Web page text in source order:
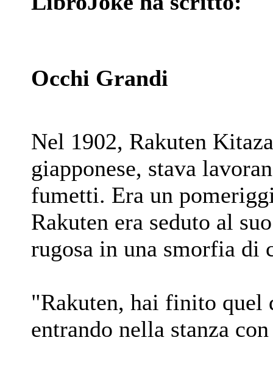
Occhi Grandi
Nel 1902, Rakuten
giapponese, stava
fumetti. Era un
Rakuten era seduto al
rugosa in una smorfia di
"Rakuten, hai finito quel
entrando nella stanza